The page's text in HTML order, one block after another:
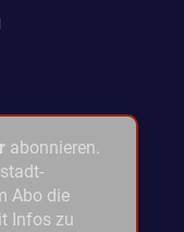
abonnieren.
Abo die
Infos zu